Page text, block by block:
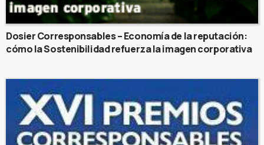
Dosier Corresponsables – Economía de la reputación:
cómo la Sostenibilidad refuerza la imagen corporativa